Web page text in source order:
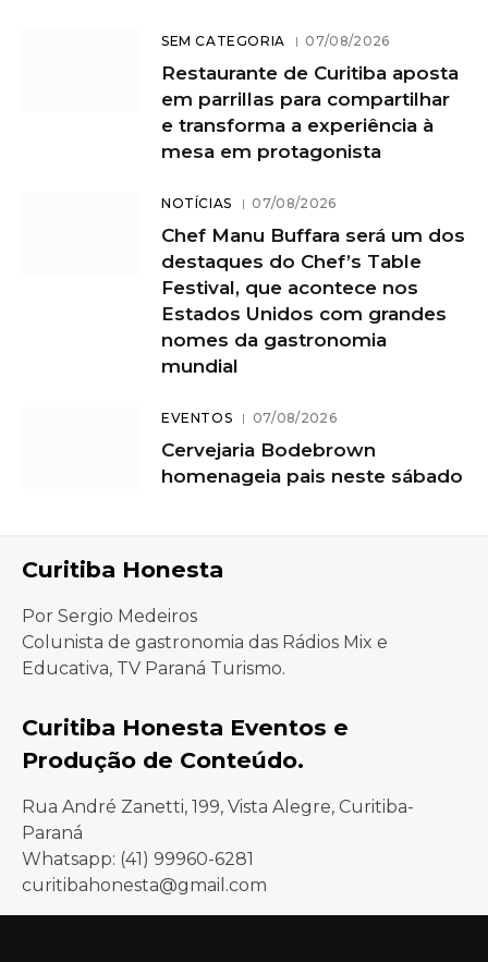
SEM CATEGORIA 07/08/2026
Restaurante de Curitiba aposta
em parrillas para compartilhar
e transforma a experiência à
mesa em protagonista
NOTÍCIAS 07/08/2026
Chef Manu Buffara será um dos
destaques do Chef’s Table
Festival, que acontece nos
Estados Unidos com grandes
nomes da gastronomia
mundial
EVENTOS 07/08/2026
Cervejaria Bodebrown
homenageia pais neste sábado
Curitiba Honesta
Por Sergio Medeiros
Colunista de gastronomia das Rádios Mix e
Educativa, TV Paraná Turismo.
Curitiba Honesta Eventos e
Produção de Conteúdo.
Rua André Zanetti, 199, Vista Alegre, Curitiba-
Paraná
Whatsapp: (41) 99960-6281
curitibahonesta@gmail.com